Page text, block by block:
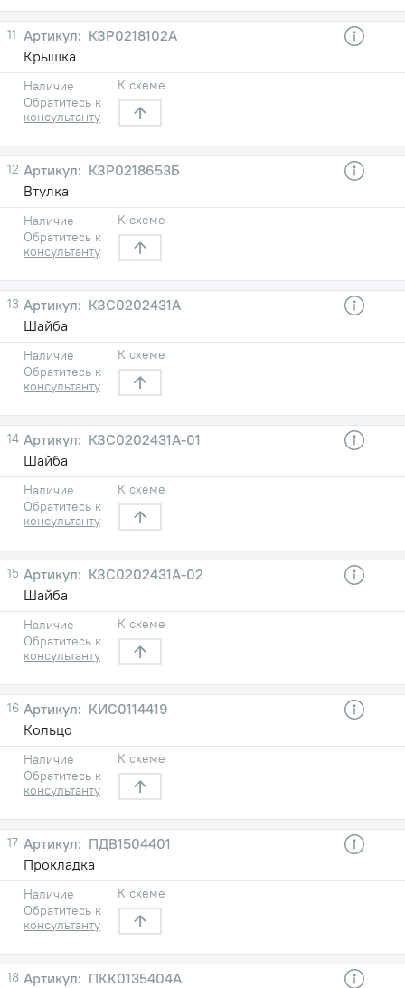
11
КЗР0218102А
Крышка
Наличие
Обратитесь к
консультанту
К схеме
12
КЗР0218653Б
Втулка
Наличие
Обратитесь к
консультанту
К схеме
13
КЗС0202431А
Шайба
Наличие
Обратитесь к
консультанту
К схеме
14
КЗС0202431А-01
Шайба
Наличие
Обратитесь к
консультанту
К схеме
15
КЗС0202431А-02
Шайба
Наличие
Обратитесь к
консультанту
К схеме
16
КИС0114419
Кольцо
Наличие
Обратитесь к
консультанту
К схеме
17
ПДВ1504401
Прокладка
Наличие
Обратитесь к
консультанту
К схеме
18
ПКК0135404А